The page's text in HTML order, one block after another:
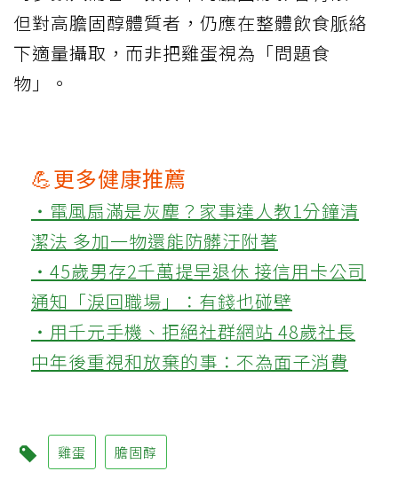
但對高膽固醇體質者，仍應在整體飲食脈絡
下適量攝取，而非把雞蛋視為「問題食
物」。
💪更多健康推薦
‧電風扇滿是灰塵？家事達人教1分鐘清
潔法 多加一物還能防髒汙附著
‧45歲男存2千萬提早退休 接信用卡公司
通知「淚回職場」：有錢也碰壁
‧用千元手機、拒絕社群網站 48歲社長
中年後重視和放棄的事：不為面子消費
雞蛋 膽固醇